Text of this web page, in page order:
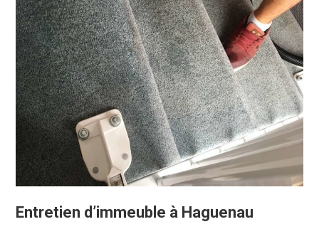
Entretien d’immeuble à Haguenau